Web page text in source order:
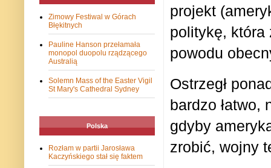
projekt
politykę, która
powodu
Ostrzegł
bardzo łatwo,
gdyby
zrobić, wojny
Zimowy Festiwal w Górach
Błękitnych
Pauline Hanson przełamała
monopol duopolu rządzącego
Australią
Solemn Mass of the Easter Vigil
St Mary's Cathedral Sydney
Polska
Rozłam w partii Jarosława
Kaczyńskiego stał się faktem